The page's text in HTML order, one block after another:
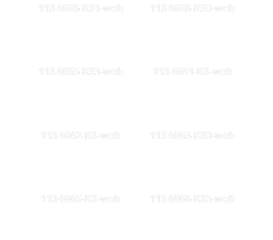
113 6926-KS1-web 113 6928-KS0-web
113 6935-KS3-web 113 6951-KS-web
113 6962-KS-web 113 6963-KS0-web
113 6965-KS-web 113 6966-KS5-web